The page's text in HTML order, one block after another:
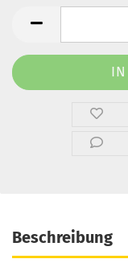
Beschreibung